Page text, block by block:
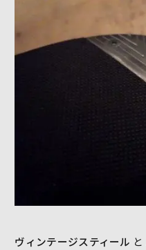
ヴィンテージスティール と